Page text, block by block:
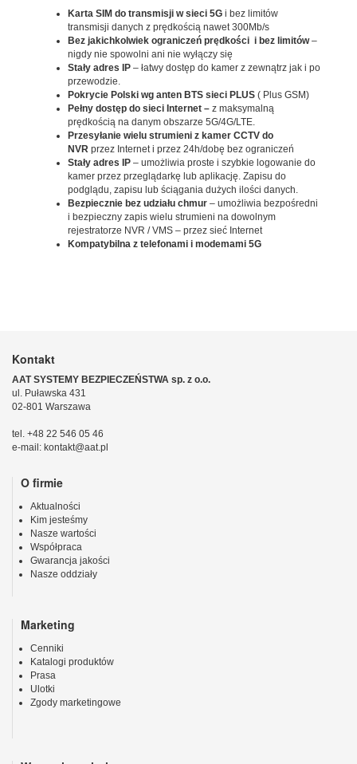
Karta SIM do transmisji w sieci 5G i bez limitów
transmisji danych z prędkością nawet 300Mb/s
Bez jakichkolwiek ograniczeń prędkości i bez limitów–
nigdy nie spowolni ani nie wyłączy się
Stały adres IP – łatwy dostęp do kamer z zewnątrz jak i po
przewodzie.
Pokrycie Polski wg anten BTS sieci PLUS ( Plus GSM)
Pełny dostęp do sieci Internet – z maksymalną
prędkością na danym obszarze 5G/4G/LTE.
Przesyłanie wielu strumieni z kamer CCTV do
NVR przez Internet i przez 24h/dobę bez ograniczeń
Stały adres IP – umożliwia proste i szybkie logowanie do
kamer przez przeglądarkę lub aplikację. Zapisu do
podglądu, zapisu lub ściągania dużych ilości danych.
Bezpiecznie bez udziału chmur – umożliwia bezpośredni
i bezpieczny zapis wielu strumieni na dowolnym
rejestratorze NVR / VMS – przez sieć Internet
Kompatybilna z telefonami i modemami 5G
Kontakt
AAT SYSTEMY BEZPIECZEŃSTWA sp. z o.o.
ul. Puławska 431
02-801 Warszawa
tel. +48 22 546 05 46
e-mail: kontakt@aat.pl
O firmie
Aktualności
Kim jesteśmy
Nasze wartości
Współpraca
Gwarancja jakości
Nasze oddziały
Marketing
Cenniki
Katalogi produktów
Prasa
Ulotki
Zgody marketingowe